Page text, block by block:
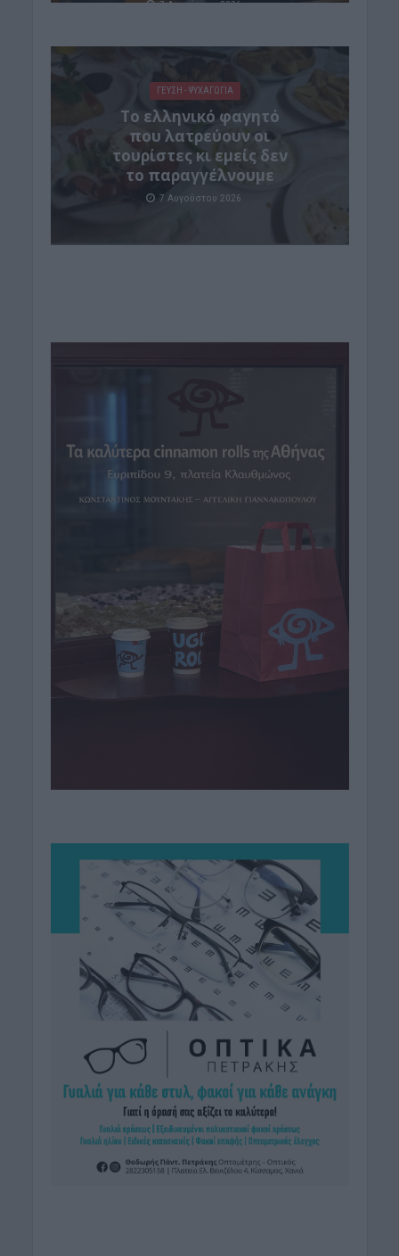
7 Αυγούστου 2026
ΓΕΎΣΗ - ΨΥΧΑΓΩΓΊΑ
Το ελληνικό φαγητό
που λατρεύουν οι
τουρίστες κι εμείς δεν
το παραγγέλνουμε
7 Αυγούστου 2026